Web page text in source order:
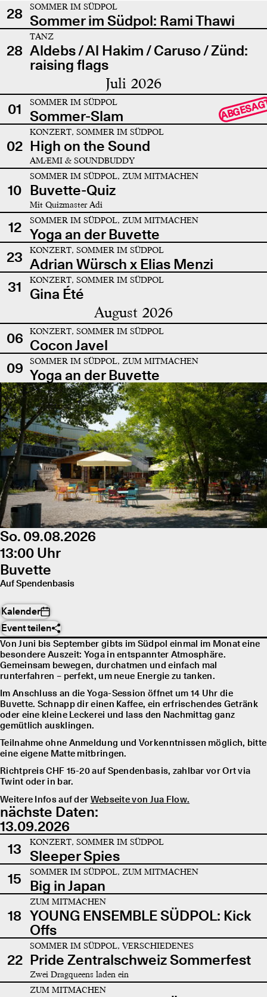
28
SOMMER IM SÜDPOL
Sommer im Südpol: Rami Thawi
28
TANZ
Aldebs / Al Hakim / Caruso / Zünd:
raising flags
Juli 2026
01 SOMMER IM SÜDPOL
Sommer-Slam
02
KONZERT, SOMMER IM SÜDPOL
High on the Sound
AMÆMI & SOUNDBUDDY
10
SOMMER IM SÜDPOL, ZUM MITMACHEN
Buvette-Quiz
Mit Quizmaster Adi
12 SOMMER IM SÜDPOL, ZUM MITMACHEN
Yoga an der Buvette
23
KONZERT, SOMMER IM SÜDPOL
Adrian Würsch x Elias Menzi
31
KONZERT, SOMMER IM SÜDPOL
Gina Été
August 2026
06 KONZERT, SOMMER IM SÜDPOL
Cocon Javel
09
SOMMER IM SÜDPOL, ZUM MITMACHEN
Yoga an der Buvette
So. 09.08.2026
13:00 Uhr
Buvette
Auf Spendenbasis
Kalender
Event teilen
Von Juni bis September gibts im Südpol einmal im Monat eine
besondere Auszeit: Yoga in entspannter Atmosphäre.
Gemeinsam bewegen, durchatmen und einfach mal
runterfahren – perfekt, um neue Energie zu tanken.
Im Anschluss an die Yoga-Session öffnet um 14 Uhr die
Buvette. Schnapp dir einen Kaffee, ein erfrischendes Getränk
oder eine kleine Leckerei und lass den Nachmittag ganz
gemütlich ausklingen.
Teilnahme ohne Anmeldung und Vorkenntnissen möglich, bitte
eine eigene Matte mitbringen.
Richtpreis CHF 15-20 auf Spendenbasis, zahlbar vor Ort via
Twint oder in bar.
Weitere Infos auf der Webseite von Jua Flow.
nächste Daten:
13.09.2026
13
KONZERT, SOMMER IM SÜDPOL
Sleeper Spies
15
SOMMER IM SÜDPOL, ZUM MITMACHEN
Big in Japan
18
ZUM MITMACHEN
YOUNG ENSEMBLE SÜDPOL: Kick
Offs
22
SOMMER IM SÜDPOL, VERSCHIEDENES
Pride Zentralschweiz Sommerfest
Zwei Dragqueens laden ein
ZUM MITMACHEN